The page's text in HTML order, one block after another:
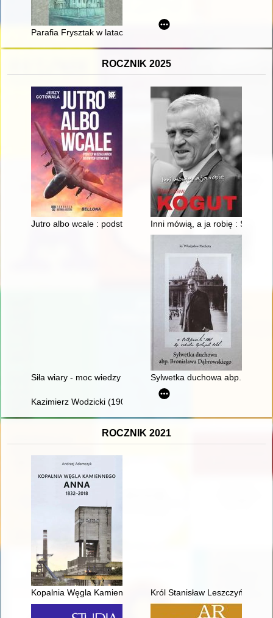
Parafia Frysztak w latach 1918-1945
ROCZNIK 2025
Jutro albo wcale : podstęp w działaniach bojowych lotnictwa
Inni mówią, a ja robię :
Siła wiary - moc wiedzy : amulety i numizmaty w historii
Sylwetka duchowa abp.
Kazimierz Wodzicki (1900-1987) : szkic biograficzny w 125-
ROCZNIK 2021
Kopalnia Węgla Kamiennego Anna 1832-2018
Król Stanisław Leszczyński :